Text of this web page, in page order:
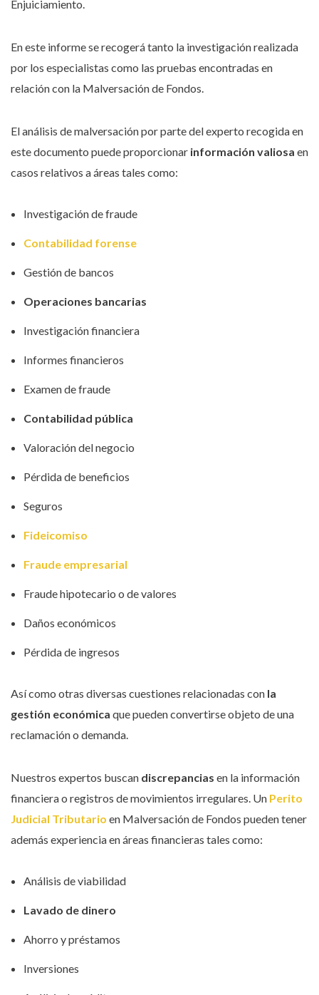
Enjuiciamiento.
En este informe se recogerá tanto la investigación realizada
por los especialistas como las pruebas encontradas en
relación con la Malversación de Fondos.
El análisis de malversación por parte del experto recogida en
este documento puede proporcionar información valiosa en
casos relativos a áreas tales como:
Investigación de fraude
Contabilidad forense
Gestión de bancos
Operaciones bancarias
Investigación financiera
Informes financieros
Examen de fraude
Contabilidad pública
Valoración del negocio
Pérdida de beneficios
Seguros
Fideicomiso
Fraude empresarial
Fraude hipotecario o de valores
Daños económicos
Pérdida de ingresos
Así como otras diversas cuestiones relacionadas con la
gestión económica que pueden convertirse objeto de una
reclamación o demanda.
Nuestros expertos buscan discrepancias en la información
financiera o registros de movimientos irregulares. Un Perito
Judicial Tributario en Malversación de Fondos pueden tener
además experiencia en áreas financieras tales como:
Análisis de viabilidad
Lavado de dinero
Ahorro y préstamos
Inversiones